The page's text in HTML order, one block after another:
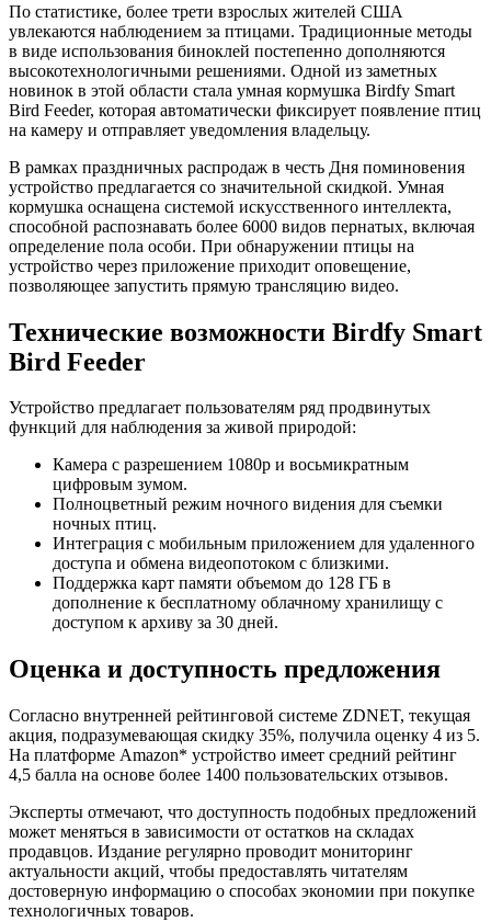
По статистике, более трети взрослых жителей США
увлекаются наблюдением за птицами. Традиционные методы
в виде использования биноклей постепенно дополняются
высокотехнологичными решениями. Одной из заметных
новинок в этой области стала умная кормушка Birdfy Smart
Bird Feeder, которая автоматически фиксирует появление птиц
на камеру и отправляет уведомления владельцу.
В рамках праздничных распродаж в честь Дня поминовения
устройство предлагается со значительной скидкой. Умная
кормушка оснащена системой искусственного интеллекта,
способной распознавать более 6000 видов пернатых, включая
определение пола особи. При обнаружении птицы на
устройство через приложение приходит оповещение,
позволяющее запустить прямую трансляцию видео.
Технические возможности Birdfy Smart
Bird Feeder
Устройство предлагает пользователям ряд продвинутых
функций для наблюдения за живой природой:
Камера с разрешением 1080p и восьмикратным
цифровым зумом.
Полноцветный режим ночного видения для съемки
ночных птиц.
Интеграция с мобильным приложением для удаленного
доступа и обмена видеопотоком с близкими.
Поддержка карт памяти объемом до 128 ГБ в
дополнение к бесплатному облачному хранилищу с
доступом к архиву за 30 дней.
Оценка и доступность предложения
Согласно внутренней рейтинговой системе ZDNET, текущая
акция, подразумевающая скидку 35%, получила оценку 4 из 5.
На платформе Amazon* устройство имеет средний рейтинг
4,5 балла на основе более 1400 пользовательских отзывов.
Эксперты отмечают, что доступность подобных предложений
может меняться в зависимости от остатков на складах
продавцов. Издание регулярно проводит мониторинг
актуальности акций, чтобы предоставлять читателям
достоверную информацию о способах экономии при покупке
технологичных товаров.